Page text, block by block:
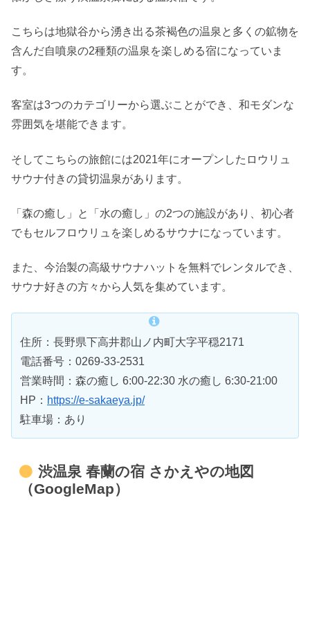
こちらは地獄谷から湧き出る茶褐色の温泉と多くの鉱物を
含んだ自噴泉の2種類の温泉を楽しめる宿になっていま
す。
客室は3つのカテゴリーから選ぶことができ、和モダンな
雰囲気を堪能できます。
そしてこちらの旅館には2021年にオープンしたロウリュ
サウナ付きの貸切温泉があります。
「森の癒し」と「水の癒し」の2つの施設があり、初心者
でもセルフロウリュを楽しめるサウナになっています。
また、今治製の高級サウナハットを無料でレンタルでき、
サウナ好きの方々から人気を集めています。
住所：長野県下高井郡山ノ内町大字平穏2171
電話番号：0269-33-2531
営業時間：森の癒し 6:00-22:30 水の癒し 6:30-21:00
HP： https://e-sakaeya.jp/
駐車場：あり
渋温泉 春蘭の宿 さかえやの地図
（GoogleMap）